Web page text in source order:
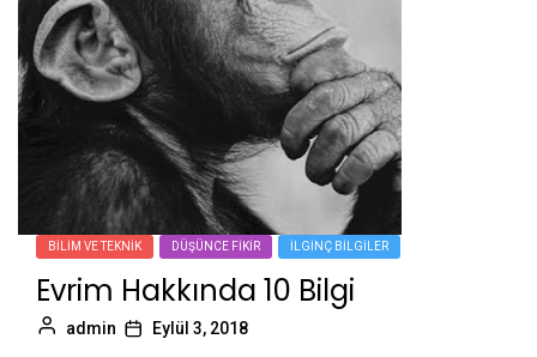
BILIM VE TEKNIK DÜŞÜNCE FIKIR İLGINÇ BILGILER
Evrim Hakkında 10 Bilgi
admin Eylül 3, 2018